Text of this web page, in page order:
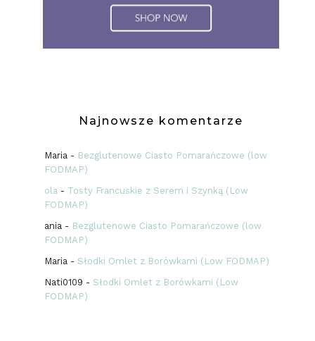
Najnowsze komentarze
Maria- Bezglutenowe Ciasto Pomarańczowe (low
FODMAP)
ola- Tosty Francuskie z Serem i Szynką (Low
FODMAP)
ania- Bezglutenowe Ciasto Pomarańczowe (low
FODMAP)
Maria- Słodki Omlet z Borówkami (Low FODMAP)
Nati0109 - Słodki Omlet z Borówkami (Low
FODMAP)